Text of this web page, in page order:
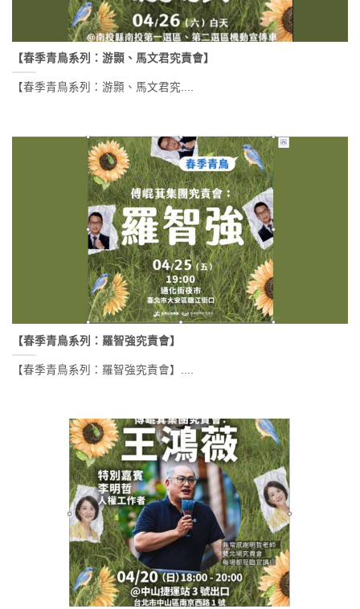
【春季青鳥系列：游顥、馬文君究責會】
【春季青鳥系列：游顥、馬文君究....
【春季青鳥系列：羅智強究責會】
【春季青鳥系列：羅智強究責會】....